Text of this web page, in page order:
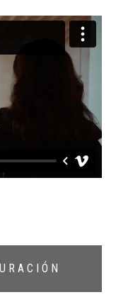
A C I Ó N